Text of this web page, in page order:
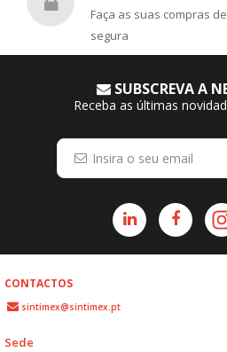
Faça as suas compras
segura
SUBSCREVA A
Receba as últimas
CONTACTOS
sintimex@sintimex.pt
Sede